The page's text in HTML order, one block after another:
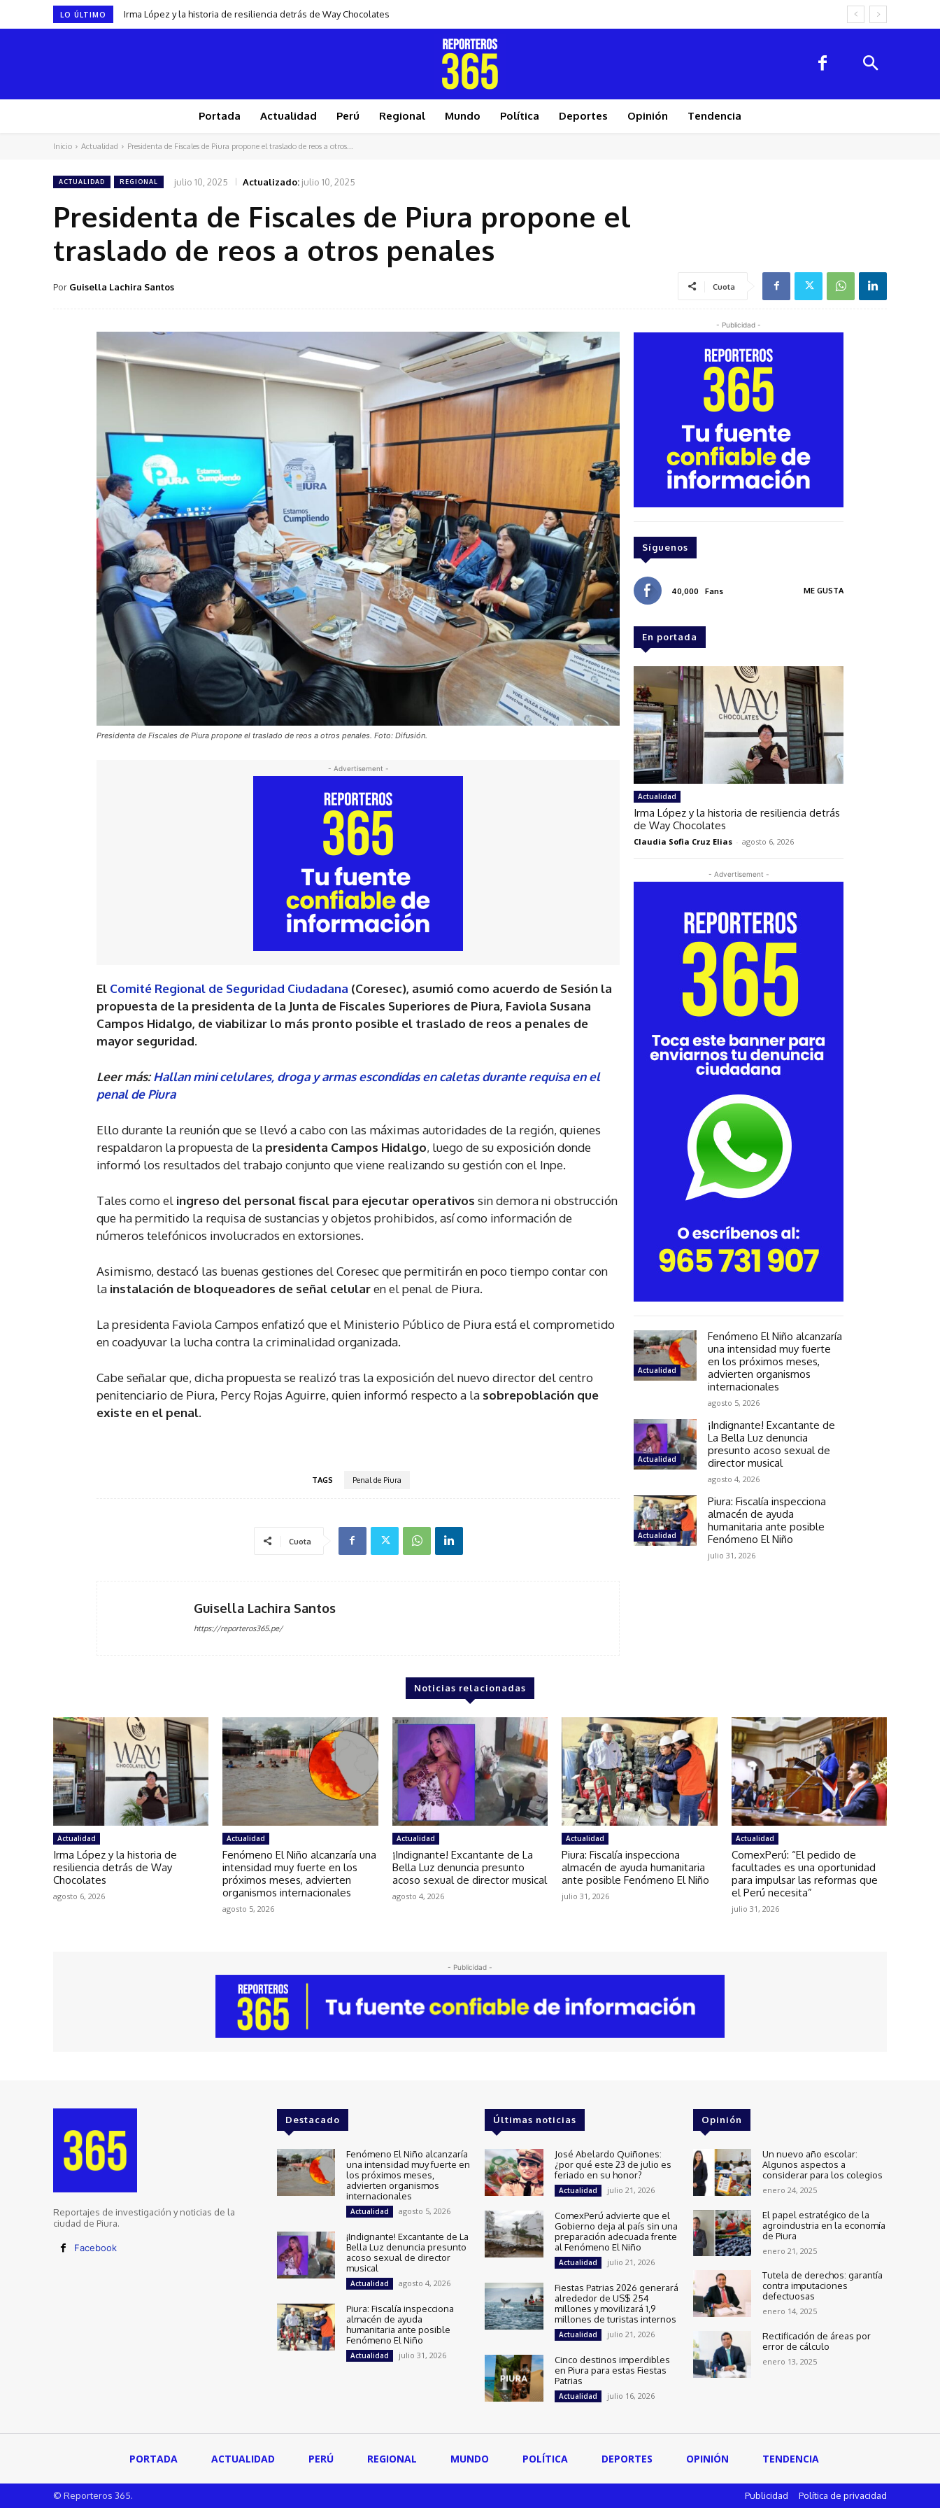
LO ÚLTIMO Irma López y la historia de resiliencia detrás de Way Chocolates
Portada Actualidad Perú Regional Mundo Política Deportes Opinión Tendencia
Inicio Actualidad Presidenta de Fiscales de Piura propone el traslado de reos a otros...
ACTUALIDAD REGIONAL julio 10, 2025 Actualizado: julio 10, 2025
Presidenta de Fiscales de Piura propone el
traslado de reos a otros penales
Por Guisella Lachira Santos Cuota
Presidenta de Fiscales de Piura propone el traslado de reos a otros penales. Foto: Difusión.
- Advertisement -
El Comité Regional de Seguridad Ciudadana (Coresec), asumió como acuerdo de Sesión la
propuesta de la presidenta de la Junta de Fiscales Superiores de Piura, Faviola Susana
Campos Hidalgo, de viabilizar lo más pronto posible el traslado de reos a penales de
mayor seguridad.
Leer más:Hallan mini celulares, droga y armas escondidas en caletas durante requisa en el
penal de Piura
Ello durante la reunión que se llevó a cabo con las máximas autoridades de la región, quienes
respaldaron la propuesta de la presidenta Campos Hidalgo, luego de su exposición donde
informó los resultados del trabajo conjunto que viene realizando su gestión con el Inpe.
Tales como el ingreso del personal fiscal para ejecutar operativos sin demora ni obstrucción
que ha permitido la requisa de sustancias y objetos prohibidos, así como información de
números telefónicos involucrados en extorsiones.
Asimismo, destacó las buenas gestiones del Coresec que permitirán en poco tiempo contar con
la instalación de bloqueadores de señal celularen el penal de Piura.
La presidenta Faviola Campos enfatizó que el Ministerio Público de Piura está el comprometido
en coadyuvar la lucha contra la criminalidad organizada.
Cabe señalar que, dicha propuesta se realizó tras la exposición del nuevo director del centro
penitenciario de Piura, Percy Rojas Aguirre, quien informó respecto a la sobrepoblación que
existe en el penal.
TAGS Penal de Piura
Cuota
Guisella Lachira Santos
https://reporteros365.pe/
- Publicidad -
Síguenos
40,000 Fans ME GUSTA
En portada
Actualidad
Irma López y la historia de resiliencia detrás
de Way Chocolates
Claudia Sofia Cruz Elias - agosto 6, 2026
- Advertisement -
Actualidad
Fenómeno El Niño alcanzaría
una intensidad muy fuerte
en los próximos meses,
advierten organismos
internacionales
agosto 5, 2026
Actualidad
¡Indignante! Excantante de
La Bella Luz denuncia
presunto acoso sexual de
director musical
agosto 4, 2026
Actualidad
Piura: Fiscalía inspecciona
almacén de ayuda
humanitaria ante posible
Fenómeno El Niño
julio 31, 2026
Noticias relacionadas
Actualidad
Irma López y la historia de
resiliencia detrás de Way
Chocolates
agosto 6, 2026
Actualidad
Fenómeno El Niño alcanzaría una
intensidad muy fuerte en los
próximos meses, advierten
organismos internacionales
agosto 5, 2026
Actualidad
¡Indignante! Excantante de La
Bella Luz denuncia presunto
acoso sexual de director musical
agosto 4, 2026
Actualidad
Piura: Fiscalía inspecciona
almacén de ayuda humanitaria
ante posible Fenómeno El Niño
julio 31, 2026
Actualidad
ComexPerú: “El pedido de
facultades es una oportunidad
para impulsar las reformas que
el Perú necesita”
julio 31, 2026
- Publicidad -
Reportajes de investigación y noticias de la
ciudad de Piura.
Facebook
Destacado
Fenómeno El Niño alcanzaría
una intensidad muy fuerte en
los próximos meses,
advierten organismos
internacionales
Actualidad agosto 5, 2026
¡Indignante! Excantante de La
Bella Luz denuncia presunto
acoso sexual de director
musical
Actualidad agosto 4, 2026
Piura: Fiscalía inspecciona
almacén de ayuda
humanitaria ante posible
Fenómeno El Niño
Actualidad julio 31, 2026
Últimas noticias
José Abelardo Quiñones:
¿por qué este 23 de julio es
feriado en su honor?
Actualidad julio 21, 2026
ComexPerú advierte que el
Gobierno deja al país sin una
preparación adecuada frente
al Fenómeno El Niño
Actualidad julio 21, 2026
Fiestas Patrias 2026 generará
alrededor de US$ 254
millones y movilizará 1,9
millones de turistas internos
Actualidad julio 21, 2026
Cinco destinos imperdibles
en Piura para estas Fiestas
Patrias
Actualidad julio 16, 2026
Opinión
Un nuevo año escolar:
Algunos aspectos a
considerar para los colegios
enero 24, 2025
El papel estratégico de la
agroindustria en la economía
de Piura
enero 21, 2025
Tutela de derechos: garantía
contra imputaciones
defectuosas
enero 14, 2025
Rectificación de áreas por
error de cálculo
enero 13, 2025
PORTADA ACTUALIDAD PERÚ REGIONAL MUNDO POLÍTICA DEPORTES OPINIÓN TENDENCIA
© Reporteros 365. Publicidad Política de privacidad